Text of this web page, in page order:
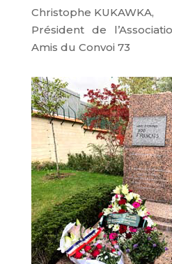
Christophe KUKAWKA,
Président de
Amis du Convoi 73